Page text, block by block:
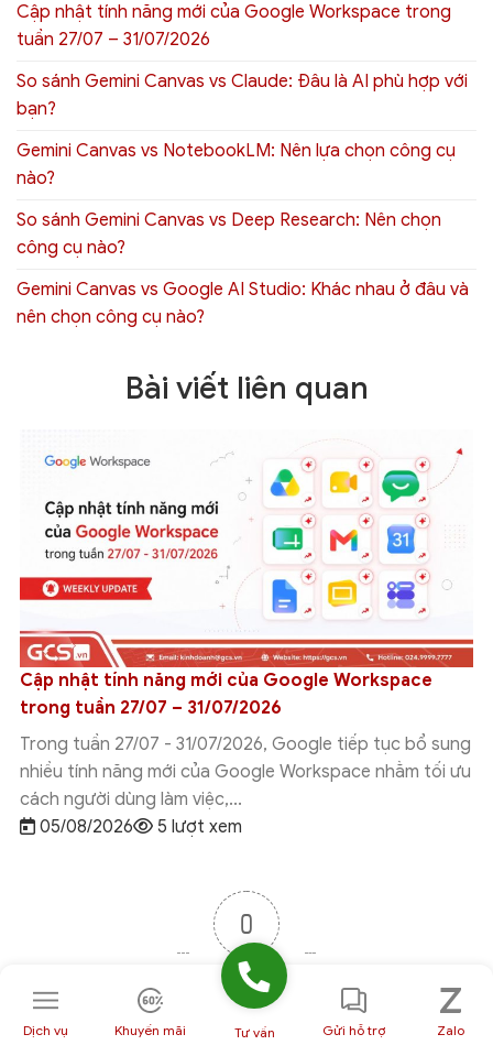
Cập nhật tính năng mới của Google Workspace trong
tuần 27/07 – 31/07/2026
So sánh Gemini Canvas vs Claude: Đâu là AI phù hợp với
bạn?
Gemini Canvas vs NotebookLM: Nên lựa chọn công cụ
nào?
So sánh Gemini Canvas vs Deep Research: Nên chọn
công cụ nào?
Gemini Canvas vs Google AI Studio: Khác nhau ở đâu và
nên chọn công cụ nào?
Bài viết liên quan
So sánh Gemini Canvas vs Claude: Đâu là AI phù hợp
với bạn?
Gemini Canvas vs Claude được nhiều cá nhân và doanh
nghiệp quan tâm khi tìm kiếm một công cụ AI hỗ trợ viết
nội dung,...
05/08/2026
5 lượt xem
0
Đánh giá
Dịch vụ Khuyến mãi Tư vấn Gửi hỗ trợ Zalo